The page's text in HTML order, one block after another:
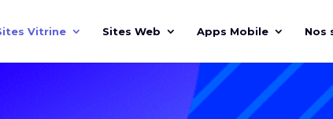
Vitrine Sites Web Apps Mobile Nos